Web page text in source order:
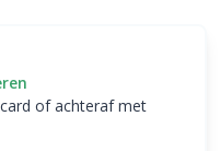
of achteraf met